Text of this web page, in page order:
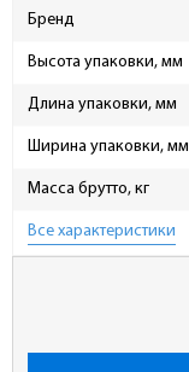
Бренд
Высота упаковки, мм
Длина упаковки, мм
Ширина упаковки, мм
Масса брутто, кг
Все характеристики